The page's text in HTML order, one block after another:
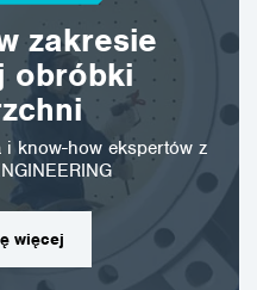
zakresie
obróbki
know-how ekspertów z
więcej